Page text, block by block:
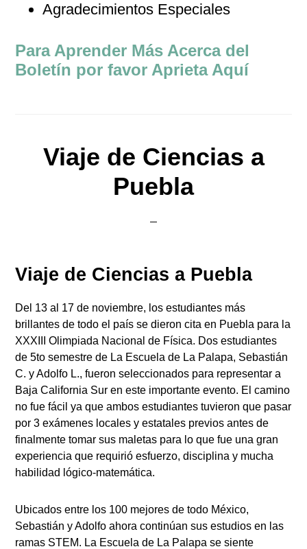
Agradecimientos Especiales
Para Aprender Más Acerca del
Boletín por favor Aprieta Aquí
Viaje de Ciencias a
Puebla
Viaje de Ciencias a Puebla
Del 13 al 17 de noviembre, los estudiantes más
brillantes de todo el país se dieron cita en Puebla para la
XXXIII Olimpiada Nacional de Física. Dos estudiantes
de 5to semestre de La Escuela de La Palapa, Sebastián
C. y Adolfo L., fueron seleccionados para representar a
Baja California Sur en este importante evento. El camino
no fue fácil ya que ambos estudiantes tuvieron que pasar
por 3 exámenes locales y estatales previos antes de
finalmente tomar sus maletas para lo que fue una gran
experiencia que requirió esfuerzo, disciplina y mucha
habilidad lógico-matemática.
Ubicados entre los 100 mejores de todo México,
Sebastián y Adolfo ahora continúan sus estudios en las
ramas STEM. La Escuela de La Palapa se siente